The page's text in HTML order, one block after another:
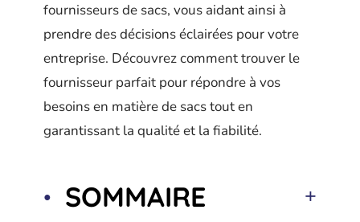
fournisseurs de sacs, vous aidant ainsi à
prendre des décisions éclairées pour votre
entreprise. Découvrez comment trouver le
fournisseur parfait pour répondre à vos
besoins en matière de sacs tout en
garantissant la qualité et la fiabilité.
SOMMAIRE